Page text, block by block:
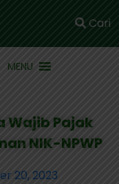
Cari
MENU
Wajib Pajak
NIK-NPWP
20, 2023